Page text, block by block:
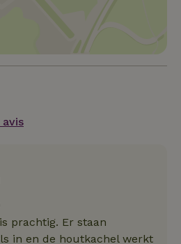
avis
prachtig. Er staan
in en de houtkachel werkt